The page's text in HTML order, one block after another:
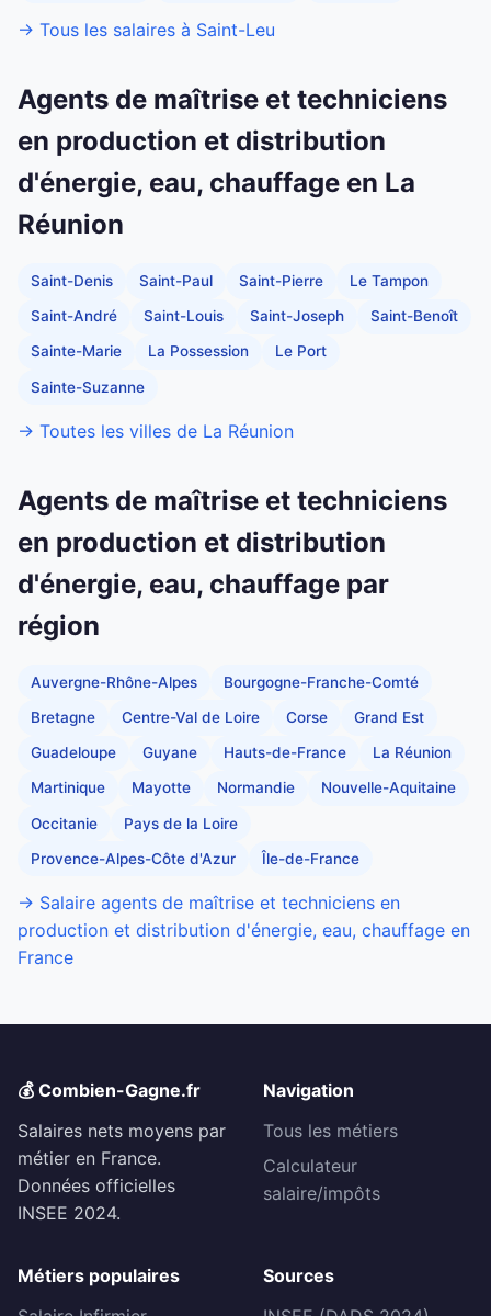
→ Tous les salaires à Saint-Leu
Agents de maîtrise et techniciens
en production et distribution
d'énergie, eau, chauffage en La
Réunion
Saint-Denis Saint-Paul Saint-Pierre Le Tampon
Saint-André Saint-Louis Saint-Joseph Saint-Benoît
Sainte-Marie La Possession Le Port
Sainte-Suzanne
→ Toutes les villes de La Réunion
Agents de maîtrise et techniciens
en production et distribution
d'énergie, eau, chauffage par
région
Auvergne-Rhône-Alpes Bourgogne-Franche-Comté
Bretagne Centre-Val de Loire Corse Grand Est
Guadeloupe Guyane Hauts-de-France La Réunion
Martinique Mayotte Normandie Nouvelle-Aquitaine
Occitanie Pays de la Loire
Provence-Alpes-Côte d'Azur Île-de-France
→ Salaire agents de maîtrise et techniciens en
production et distribution d'énergie, eau, chauffage en
France
💰 Combien-Gagne.fr
Salaires nets moyens par
métier en France.
Données officielles
INSEE 2024.
Navigation
Tous les métiers
Calculateur
salaire/impôts
Métiers populaires
Sources